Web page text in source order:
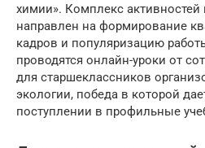
химии». Комплекс
направлен на формирование
кадров и популяризацию
проводятся онлайн-уроки от
для старшеклассников
экологии, победа в которой
поступлении в профильные